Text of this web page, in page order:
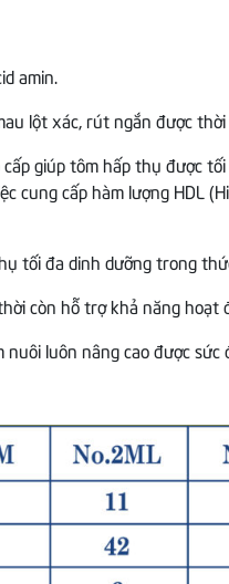
amin.
lột xác, rút ngắn được
giúp tôm hấp thụ được
cấp hàm lượng HDL
tối đa dinh dưỡng trong
còn hỗ trợ khả năng hoạt
luôn nâng cao được